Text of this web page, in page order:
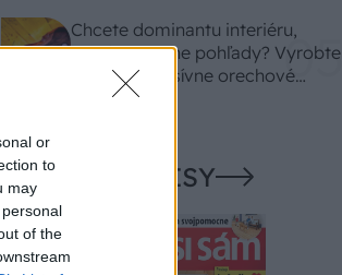
or
to
may
of the
Chcete dominantu interiéru,
ktorá pritiahne pohľady? Vyrobte
si takéto masívne orechové
svietidlo
NAŠE ČASOPISY